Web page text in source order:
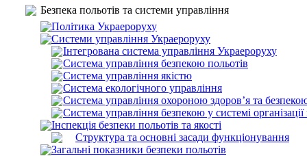
Безпека польотів та системи управління
Політика Украероруху
Системи управління Украероруху
Інтегрована система управління Украероруху
Система управління безпекою польотів
Система управління якістю
Система екологічного управління
Система управління охороною здоров’я та
Система управління безпекою у системі
Інспекція безпеки польотів та якості
Структура та основні засади функціонування
Загальні показники безпеки польотів